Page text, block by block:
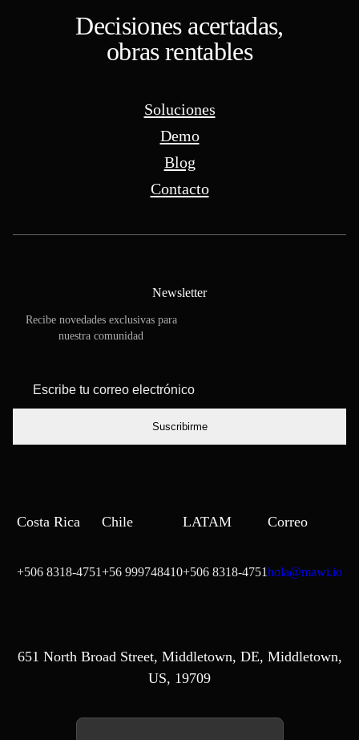
Decisiones acertadas,
obras rentables
Newsletter
Recibe novedades exclusivas para
nuestra comunidad
correo
Costa Rica
+506 8318-4751
Chile
+56 999748410
LATAM
+506 8318-4751
Correo
hola@mawi.io
651 North Broad Street, Middletown, DE, Middletown,
US, 19709
Soluciones
Demo
Blog
Contacto